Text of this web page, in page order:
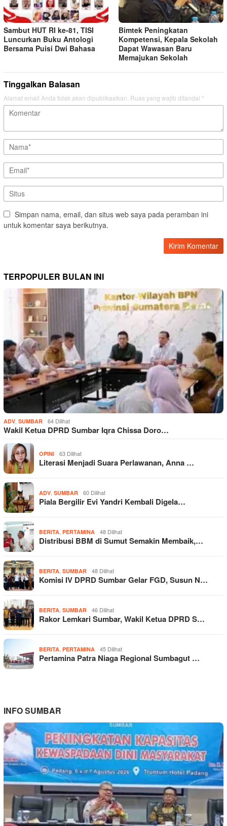
Sambut HUT RI ke-81, TISI
Luncurkan Buku Antologi
Bersama Puisi Dwi Bahasa
Bimtek Peningkatan
Kompetensi, Kepala Sekolah
Dapat Wawasan Baru
Memajukan Sekolah
Tinggalkan Balasan
Alamat email Anda tidak akan dipublikasikan. Ruas yang wajib ditandai *
Simpan nama, email, dan situs web saya pada peramban ini
untuk komentar saya berikutnya.
TERPOPULER BULAN INI
ADV SUMBAR 64 Dilihat
Wakil Ketua DPRD Sumbar Iqra Chissa Doro…
OPINI 63 Dilihat
Literasi Menjadi Suara Perlawanan, Anna …
ADV SUMBAR 60 Dilihat
Piala Bergilir Evi Yandri Kembali Digela…
BERITA PERTAMINA 48 Dilihat
Distribusi BBM di Sumut Semakin Membaik,…
BERITA SUMBAR 48 Dilihat
Komisi IV DPRD Sumbar Gelar FGD, Susun N…
BERITA SUMBAR 46 Dilihat
Rakor Lemkari Sumbar, Wakil Ketua DPRD S…
BERITA PERTAMINA 45 Dilihat
Pertamina Patra Niaga Regional Sumbagut …
INFO SUMBAR